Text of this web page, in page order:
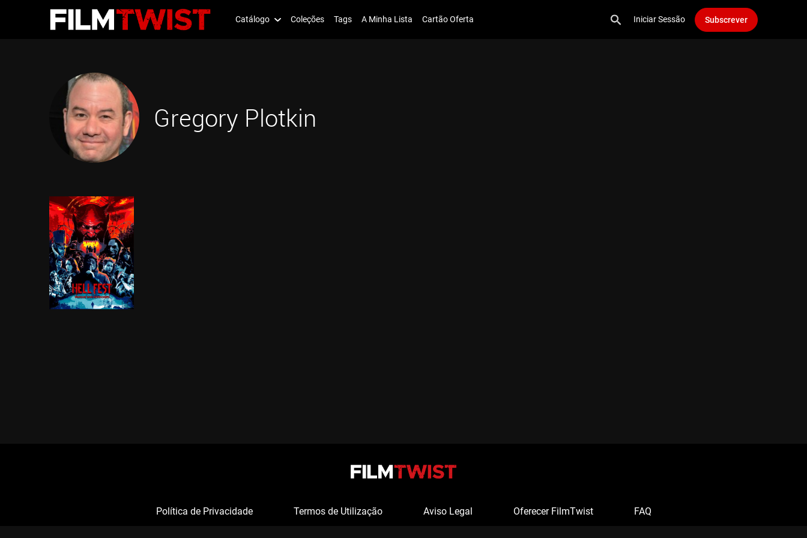
Catálogo Coleções Tags A Minha Lista Cartão Oferta Iniciar Sessão Subscrever
Gregory Plotkin
Política de Privacidade Termos de Utilização Aviso Legal Oferecer FilmTwist FAQ